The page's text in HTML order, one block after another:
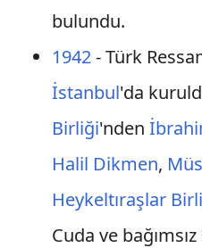
bulundu.
1942- Türk
İstanbul'da
Birliği'nden
Halil Dikmen,
Heykeltıraşlar
Cuda ve